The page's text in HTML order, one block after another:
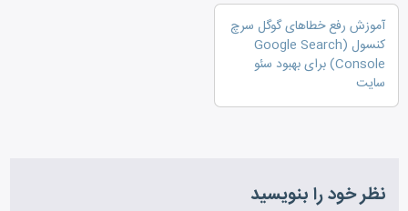
آموزش رفع خطاهای گوگل سرچ
کنسول (Google Search
Console) برای بهبود سئو
سایت
نظر خود را بنویسید